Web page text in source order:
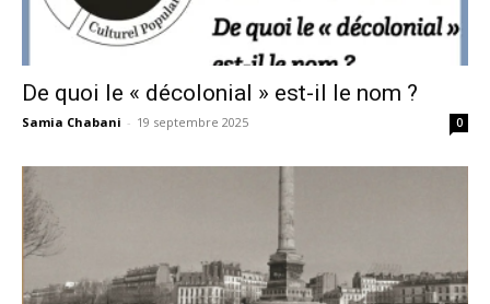
De quoi le « décolonial » est-il le nom ?
Samia Chabani - 19 septembre 2025 0